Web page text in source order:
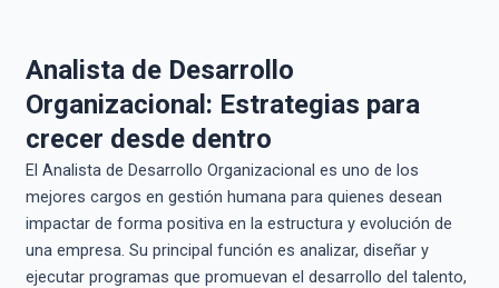
Analista de Desarrollo
Organizacional: Estrategias para
crecer desde dentro
El Analista de Desarrollo Organizacional es uno de los
mejores cargos en gestión humana para quienes desean
impactar de forma positiva en la estructura y evolución de
una empresa. Su principal función es analizar, diseñar y
ejecutar programas que promuevan el desarrollo del talento,